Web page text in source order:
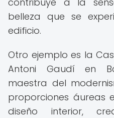
belleza que se
edificio.
Otro ejemplo es la
Antoni Gaudí en
maestra del
proporciones áureas
diseño interior,